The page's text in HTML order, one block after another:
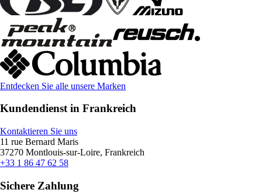
Entdecken Sie alle unsere Marken
Kundendienst in Frankreich
Kontaktieren Sie uns
11 rue Bernard Maris
37270 Montlouis-sur-Loire, Frankreich
+33 1 86 47 62 58
Sichere Zahlung